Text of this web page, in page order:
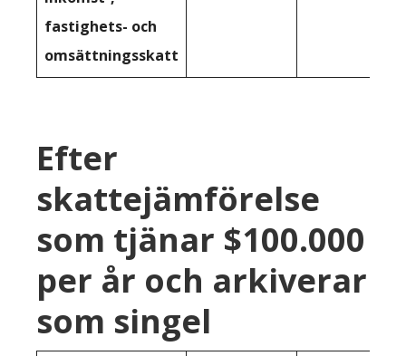
fastighets- och
omsättningsskatt
Efter
skattejämförelse
som tjänar $100.000
per år och arkiverar
som singel